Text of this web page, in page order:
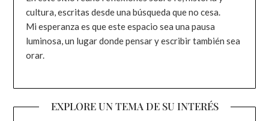
cultura, escritas desde una búsqueda que no cesa.
Mi esperanza es que este espacio sea una pausa
luminosa, un lugar donde pensar y escribir también sea
orar.
EXPLORE UN TEMA DE SU INTERÉS